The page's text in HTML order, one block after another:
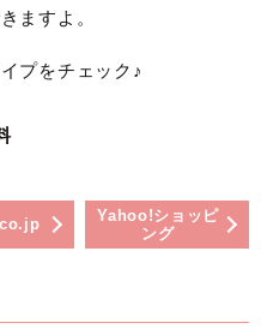
ますよ。
プをチェック♪
Yahoo!ショッピ
ング